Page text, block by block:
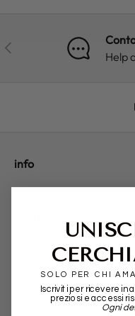
PREVIOUS
Help
info
SOLO PER CHI
Iscriviti per ricevere in
preziosi e accessi
Ogni